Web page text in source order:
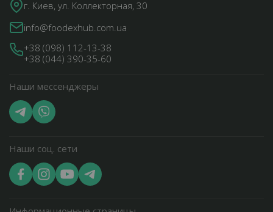
г. Киев, ул. Коллекторная, 30
info@foodexhub.com.ua
+38 (098) 112-13-38
+38 (044) 390-35-60
Наши мессенджеры
Наши соц. сети